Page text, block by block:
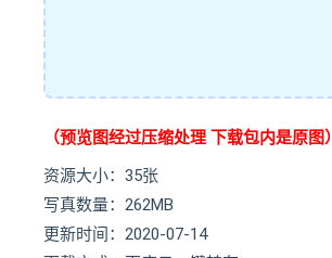
（预览图经过压缩处理 下载包内是原图）
资源大小：35张
写真数量：262MB
更新时间：2020-07-14